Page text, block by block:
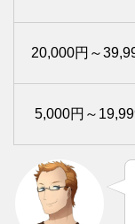
20,000円～
5,000円～